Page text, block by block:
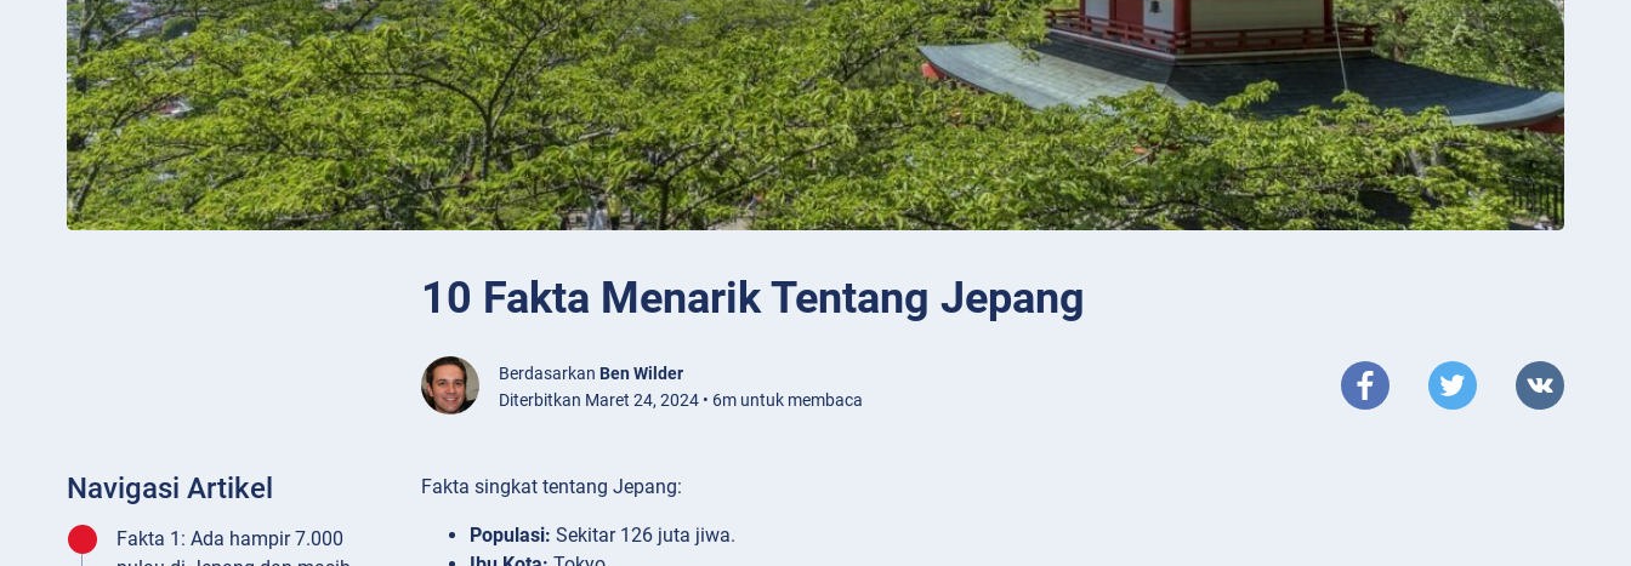
10 Fakta Menarik Tentang Jepang
Berdasarkan Ben Wilder
Diterbitkan Maret 24, 2024 • 6m untuk membaca
Navigasi Artikel
Fakta 1: Ada hampir 7.000
Fakta singkat tentang Jepang:
Populasi: Sekitar 126 juta jiwa.